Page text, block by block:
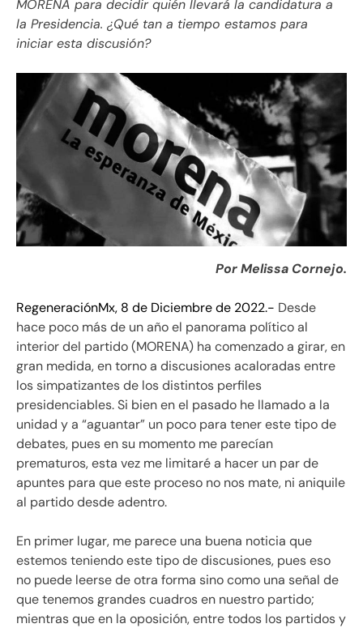
MORENA para decidir quién llevará la candidatura a
la Presidencia. ¿Qué tan a tiempo estamos para
iniciar esta discusión?
Por Melissa Cornejo.
RegeneraciónMx, 8 de Diciembre de 2022.- Desde
hace poco más de un año el panorama político al
interior del partido (MORENA) ha comenzado a girar, en
gran medida, en torno a discusiones acaloradas entre
los simpatizantes de los distintos perfiles
presidenciables. Si bien en el pasado he llamado a la
unidad y a “aguantar” un poco para tener este tipo de
debates, pues en su momento me parecían
prematuros, esta vez me limitaré a hacer un par de
apuntes para que este proceso no nos mate, ni aniquile
al partido desde adentro.
En primer lugar, me parece una buena noticia que
estemos teniendo este tipo de discusiones, pues eso
no puede leerse de otra forma sino como una señal de
que tenemos grandes cuadros en nuestro partido;
mientras que en la oposición, entre todos los partidos y